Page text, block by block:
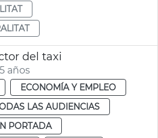
del taxi
años
ECONOMÍA Y EMPLEO
LAS AUDIENCIAS
PORTADA